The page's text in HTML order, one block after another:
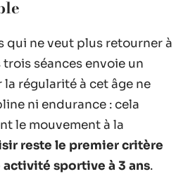
qui ne veut plus retourner à
séances envoie un
la régularité à cet âge ne
ni endurance : cela
le mouvement à la
reste le premier critère
activité sportive à 3 ans.